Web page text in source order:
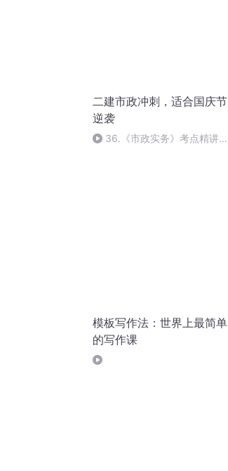
二建市政冲刺，适合国庆节
逆袭
36.《市政实务》考点精讲第
模板写作法：世界上最简单
的写作课